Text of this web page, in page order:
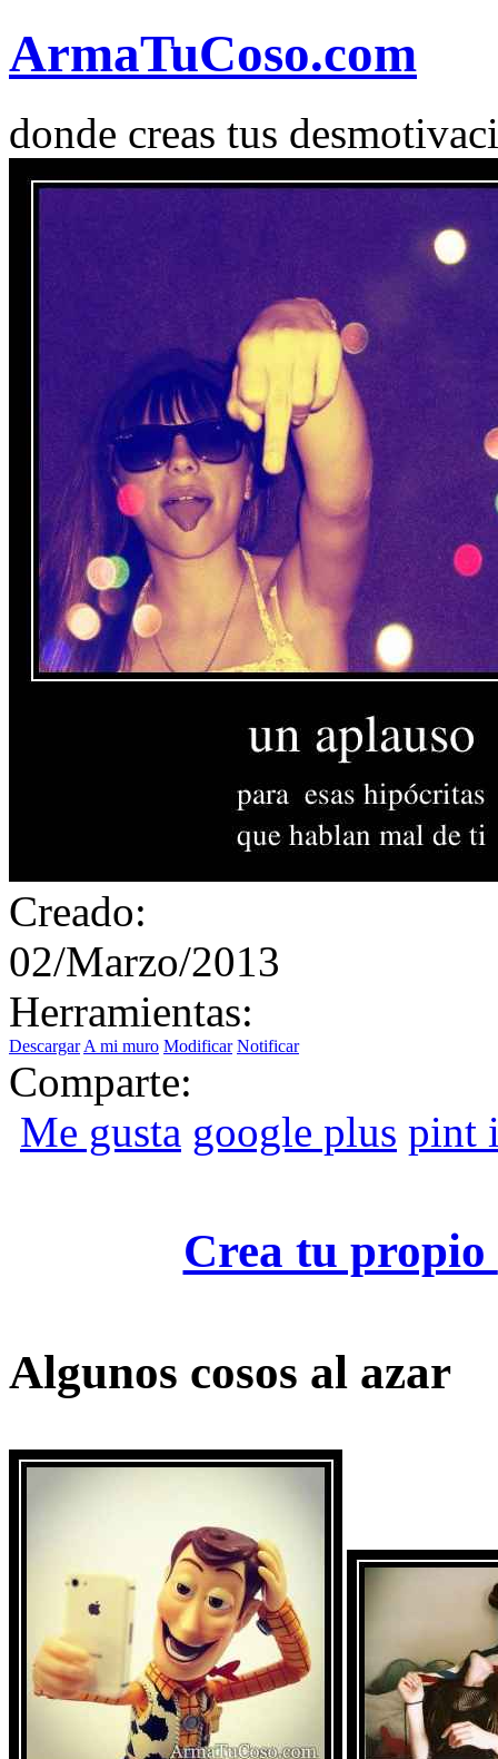
ArmaTuCoso.com
donde creas tus
Creado:
02/Marzo/2013
Herramientas:
Descargar A mi muro Modificar Notificar
Comparte:
Me gusta google plus pint
Crea tu propio
Algunos cosos al azar